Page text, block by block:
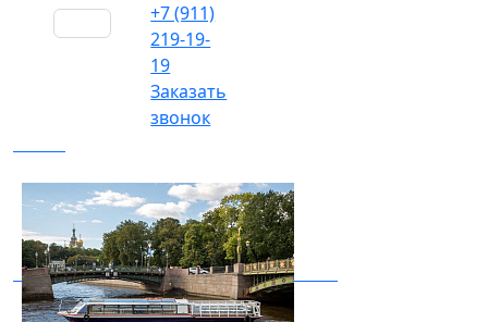
+7 (911)
219-19-
19
Заказать
звонок